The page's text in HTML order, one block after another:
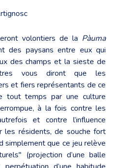
volontiers de la Pàuma
des paysans entre eux qui
des champs et la sieste de
vous diront que les
et fiers représentants de ce
tout temps par une culture
à la fois contre les
et contre l’influence
les résidents, de souche fort
simplement que ce jeu relève
(projection d’une balle